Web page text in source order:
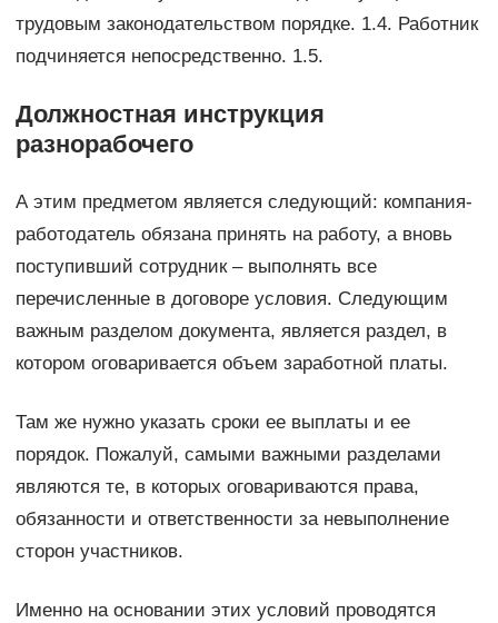
трудовым законодательством порядке. 1.4. Работник
подчиняется непосредственно. 1.5.
Должностная инструкция
разнорабочего
А этим предметом является следующий: компания-
работодатель обязана принять на работу, а вновь
поступивший сотрудник – выполнять все
перечисленные в договоре условия. Следующим
важным разделом документа, является раздел, в
котором оговаривается объем заработной платы.
Там же нужно указать сроки ее выплаты и ее
порядок. Пожалуй, самыми важными разделами
являются те, в которых оговариваются права,
обязанности и ответственности за невыполнение
сторон участников.
Именно на основании этих условий проводятся